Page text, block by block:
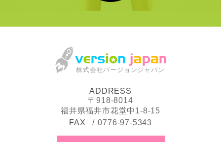
株式会社バージョンジャパン
ADDRESS
〒918-8014
福井県福井市花堂中1-8-15
FAX
0776-97-5343